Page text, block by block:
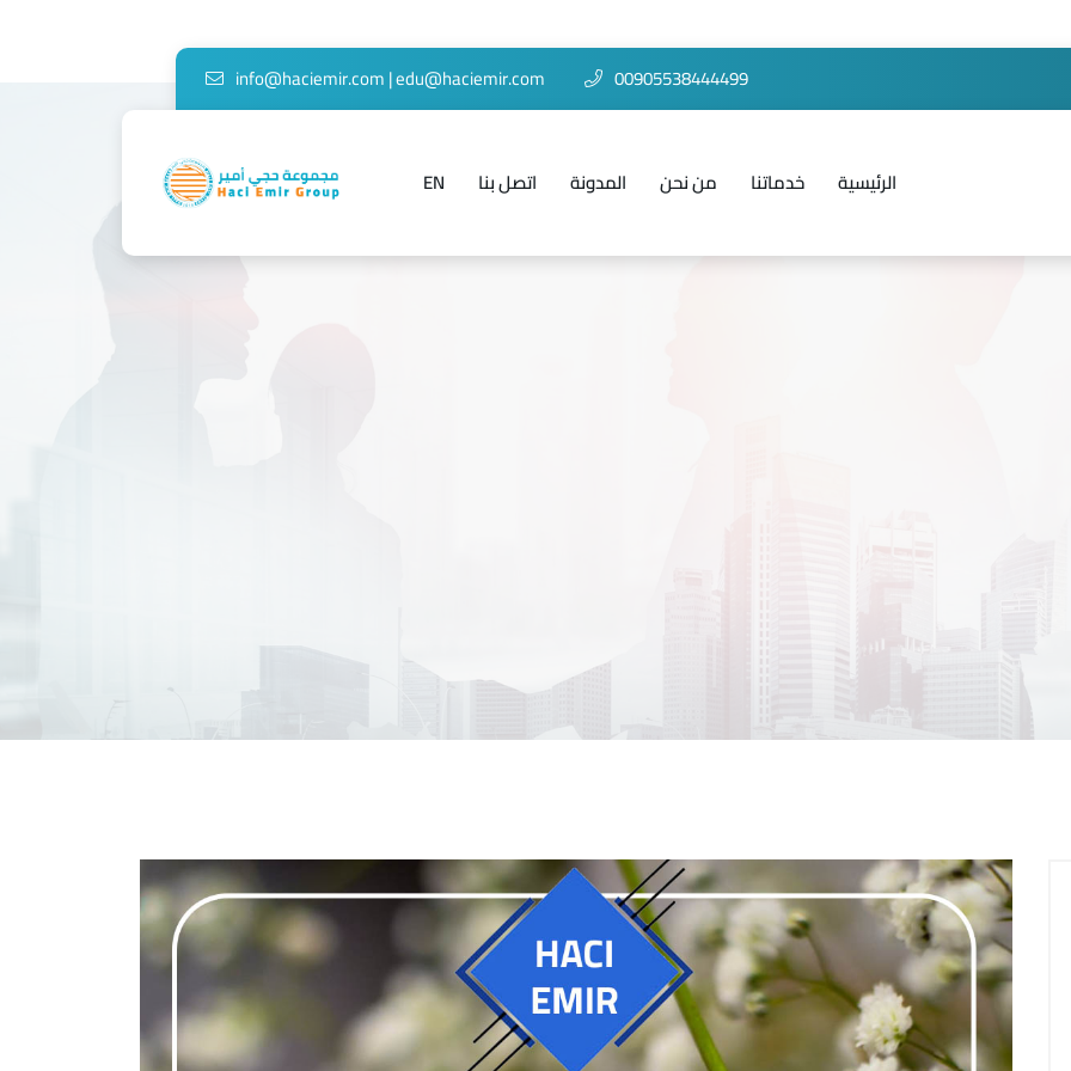
info@haciemir.com|edu@haciemir.com 00905538444499
EN اتصل بنا المدونة من نحن خدماتنا الرئيسية